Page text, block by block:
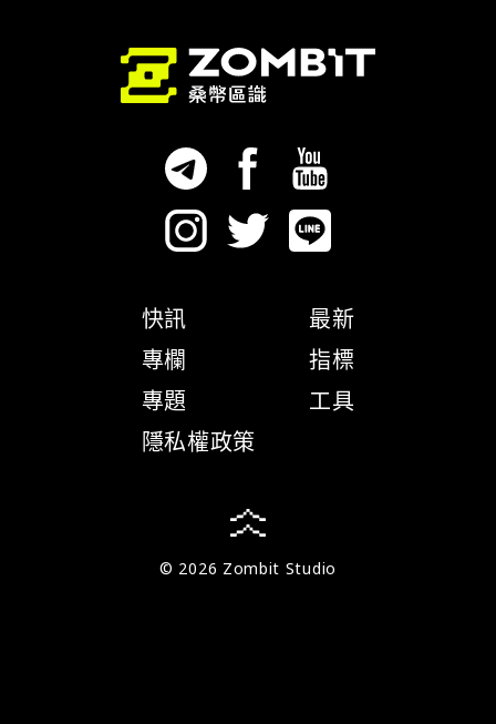
快訊
專欄
專題
隱私權政策
最新
指標
工具
© 2026 Zombit Studio